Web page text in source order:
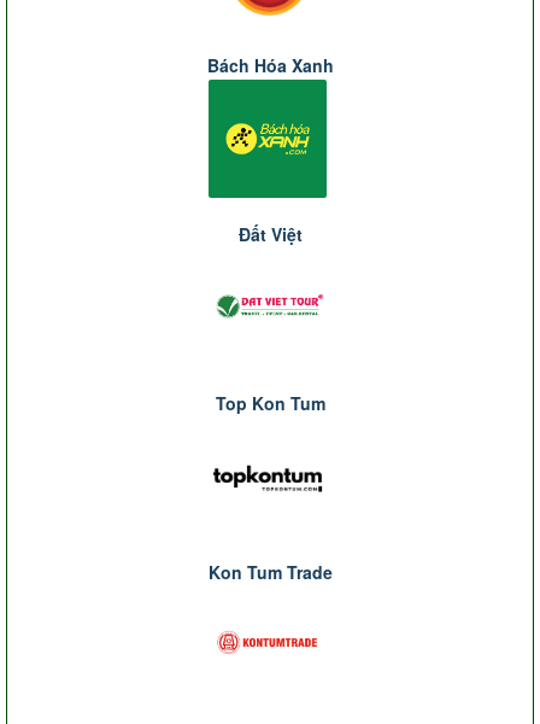
Bách Hóa Xanh
Đất Việt
Top Kon Tum
Kon Tum Trade